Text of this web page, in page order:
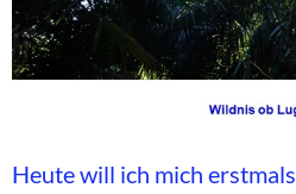
Heute will ich mich